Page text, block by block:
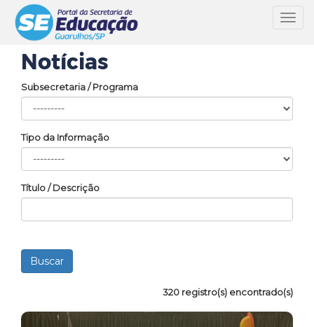
Notícias
Subsecretaria / Programa
Tipo da Informação
Título / Descrição
320 registro(s) encontrado(s)